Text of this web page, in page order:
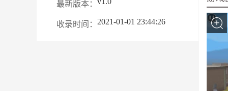
最新版本：
收录时间： 2021-01-01 23:44:26